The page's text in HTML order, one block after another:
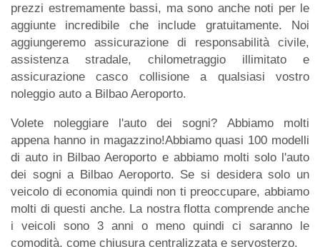
prezzi estremamente bassi, ma sono anche noti per le
aggiunte incredibile che include gratuitamente. Noi
aggiungeremo assicurazione di responsabilità civile,
assistenza stradale, chilometraggio illimitato e
assicurazione casco collisione a qualsiasi vostro
noleggio auto a Bilbao Aeroporto.
Volete noleggiare l'auto dei sogni? Abbiamo molti
appena hanno in magazzino!Abbiamo quasi 100 modelli
di auto in Bilbao Aeroporto e abbiamo molti solo l'auto
dei sogni a Bilbao Aeroporto. Se si desidera solo un
veicolo di economia quindi non ti preoccupare, abbiamo
molti di questi anche. La nostra flotta comprende anche
i veicoli sono 3 anni o meno quindi ci saranno le
comodità, come chiusura centralizzata e servosterzo.